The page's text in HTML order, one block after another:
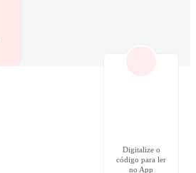
Digitalize o
código para ler
no App